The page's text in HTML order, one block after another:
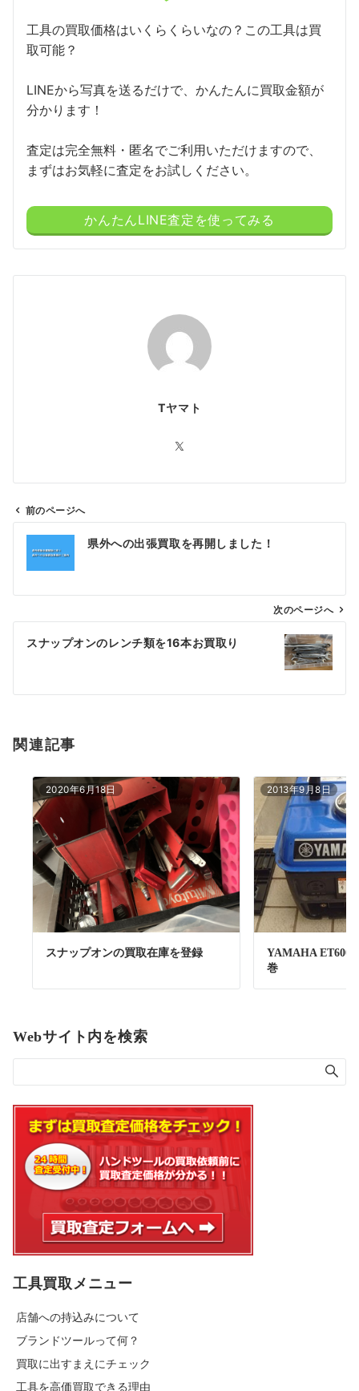
工具の買取価格はいくらくらいなの？この工具は買
取可能？
LINEから写真を送るだけで、かんたんに買取金額が
分かります！
査定は完全無料・匿名でご利用いただけますので、
まずはお気軽に査定をお試しください。
かんたんLINE査定を使ってみる
Tヤマト
ン
前のページへ
県外への出張買取を再開しました！
次のページへ
スナップオンのレンチ類を16本お買取り
関連記事
2020年6月18日
スナップオンの買取在庫を登録
2013年9月8日
YAMAHA ET600
巻
Webサイト内を検索
工具買取メニュー
店舗への持込みについて
ブランドツールって何？
買取に出すまえにチェック
工具を高価買取できる理由